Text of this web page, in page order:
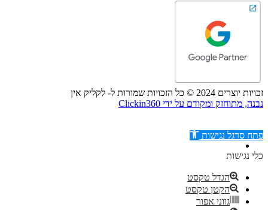
זכויות יוצרים 2024 © כל הזכויות שמורות ל- לקליק אין
נבנה, מתוחזק ומקודם על ידי Clickin360
דילוג לתוכן
פתח סרגל נגישות
כלי נגישות
הגדל טקסט
הקטן טקסט
גווני אפור